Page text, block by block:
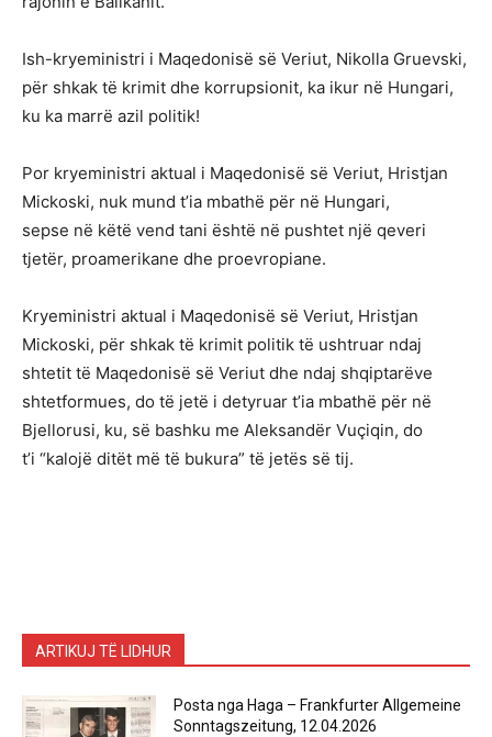
Ish-kryeministri i Maqedonisë së Veriut, Nikolla Gruevski,
për shkak të krimit dhe korrupsionit, ka ikur në Hungari,
ku ka marrë azil politik!
Por kryeministri aktual i Maqedonisë së Veriut, Hristjan
Mickoski, nuk mund t’ia mbathë për në Hungari,
sepse në këtë vend tani është në pushtet një qeveri
tjetër, proamerikane dhe proevropiane.
Kryeministri aktual i Maqedonisë së Veriut, Hristjan
Mickoski, për shkak të krimit politik të ushtruar ndaj
shtetit të Maqedonisë së Veriut dhe ndaj shqiptarëve
shtetformues, do të jetë i detyruar t’ia mbathë për në
Bjellorusi, ku, së bashku me Aleksandër Vuçiqin, do
t’i “kalojë ditët më të bukura” të jetës së tij.
ARTIKUJ TË LIDHUR
Posta nga Haga – Frankfurter Allgemeine
Sonntagszeitung, 12.04.2026